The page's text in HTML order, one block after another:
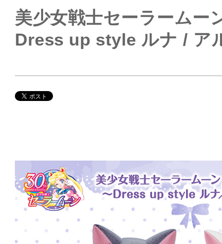
美少女戦士セーラーム
Dress up style ルナ / ア